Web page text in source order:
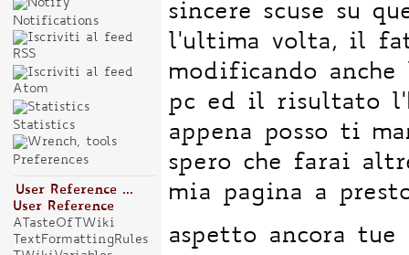
sincere scuse su
l'ultima volta, il
modificando
pc ed il risultato
appena posso ti
spero che farai
mia pagina a
aspetto ancora
Notifications
Statistics
Preferences
User Reference ...
User Reference
ATasteOfTWiki
TextFormattingRules